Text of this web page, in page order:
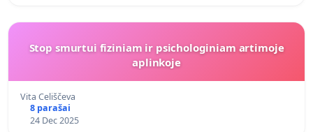
Stop smurtui fiziniam ir psichologiniam artimoje
aplinkoje
Vita Celiščeva
8 parašai
24 Dec 2025